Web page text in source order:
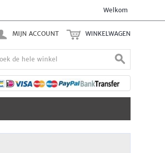
Welkom
MIJN ACCOUNT WINKELWAGEN